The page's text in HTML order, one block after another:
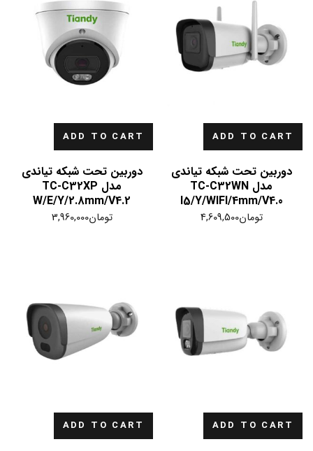
ADD TO CART
دوربین تحت شبکه تیاندی
مدل TC-C32WN
I5/Y/WIFI/4mm/V4.0
تومان4,609,500
ADD TO CART
دوربین تحت شبکه تیاندی
مدل TC-C32XP
W/E/Y/2.8mm/V4.2
تومان3,960,000
ADD TO CART
ADD TO CART